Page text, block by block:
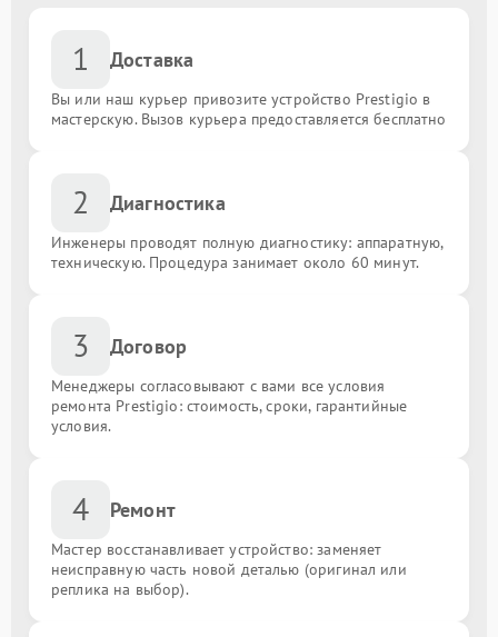
1 Доставка
Вы или наш курьер привозите устройство Prestigio в
мастерскую. Вызов курьера предоставляется бесплатно
2 Диагностика
Инженеры проводят полную диагностику: аппаратную,
техническую. Процедура занимает около 60 минут.
3 Договор
Менеджеры согласовывают с вами все условия
ремонта Prestigio: стоимость, сроки, гарантийные
условия.
4 Ремонт
Мастер восстанавливает устройство: заменяет
неисправную часть новой деталью (оригинал или
реплика на выбор).